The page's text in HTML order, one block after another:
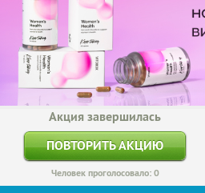
Акция завершилась
ПОВТОРИТЬ АКЦИЮ
Человек проголосовало: 0